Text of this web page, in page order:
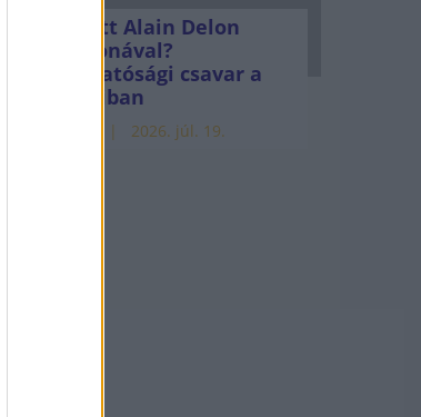
Mi lett Alain Delon
vagyonával?
Adóhatósági csavar a
sztoriban
2026. júl. 19.